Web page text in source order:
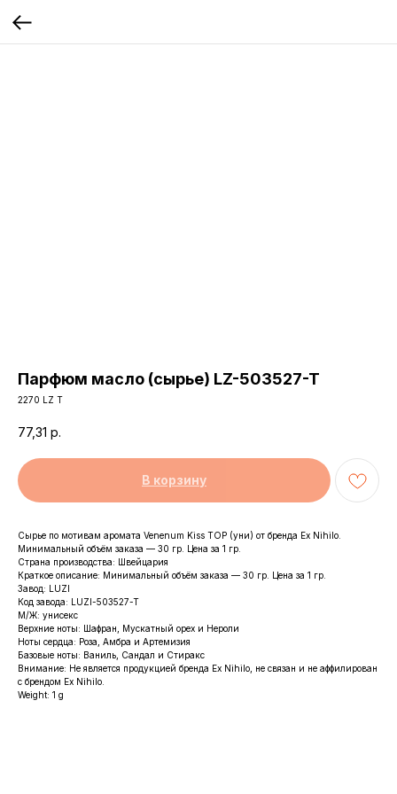
Парфюм масло (сырье) LZ-503527-T
2270 LZ T
77,31 р.
В корзину
Сырье по мотивам аромата Venenum Kiss TOP (уни) от бренда Ex Nihilo.
Минимальный объём заказа — 30 гр. Цена за 1 гр.
Страна производства: Швейцария
Краткое описание: Минимальный объём заказа — 30 гр. Цена за 1 гр.
Завод: LUZI
Код завода: LUZI-503527-T
М/Ж: унисекс
Верхние ноты: Шафран, Мускатный орех и Нероли
Ноты сердца: Роза, Амбра и Артемизия
Базовые ноты: Ваниль, Сандал и Стиракс
Внимание: Не является продукцией бренда Ex Nihilo, не связан и не аффилирован
с брендом Ex Nihilo.
Weight: 1 g